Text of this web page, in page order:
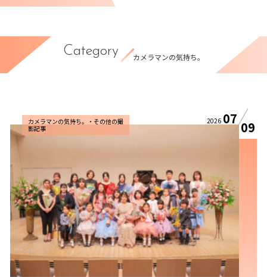
Category
カメラマンの気持ち。
カメラマンの気持ち。・その他の撮
影記事
2026 07
09